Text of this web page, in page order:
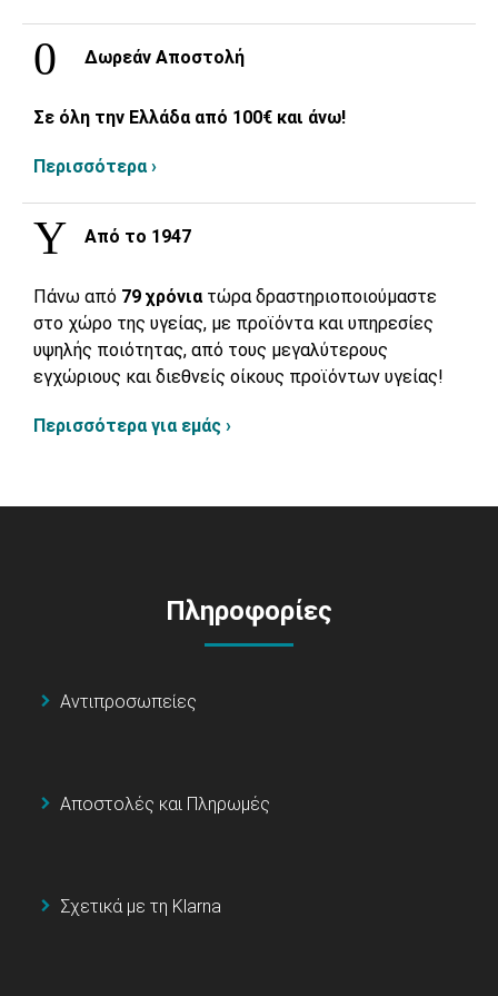
Δωρεάν Αποστολή
Σε όλη την Ελλάδα από 100€ και άνω!
Περισσότερα ›
Από το 1947
Πάνω από 79 χρόνια τώρα δραστηριοποιούμαστε
στο χώρο της υγείας, με προϊόντα και υπηρεσίες
υψηλής ποιότητας, από τους μεγαλύτερους
εγχώριους και διεθνείς οίκους προϊόντων υγείας!
Περισσότερα για εμάς ›
Πληροφορίες
Αντιπροσωπείες
Αποστολές και Πληρωμές
Σχετικά με τη Klarna